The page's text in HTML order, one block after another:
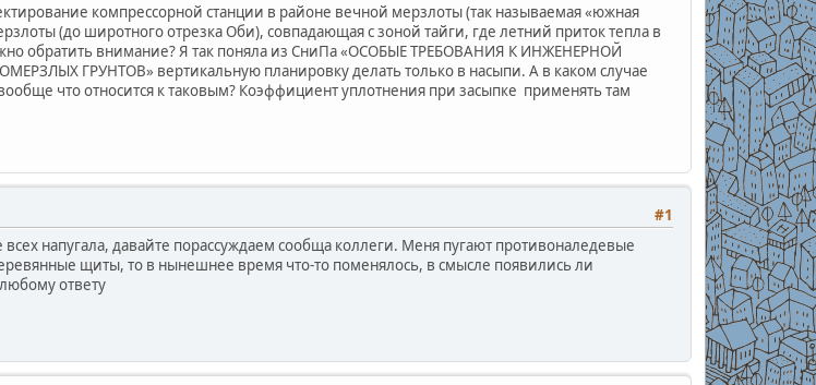
компрессорной станции в районе вечной мерзлоты (так называемая «южная
(до широтного отрезка Оби), совпадающая с зоной тайги, где летний приток тепла в
обратить внимание? Я так поняла из СниПа «ОСОБЫЕ ТРЕБОВАНИЯ К ИНЖЕНЕРНОЙ
ГРУНТОВ» вертикальную планировку делать только в насыпи. А в каком случае
что относится к таковым? Коэффициент уплотнения при засыпке применять там
#1
напугала, давайте порассуждаем сообща коллеги. Меня пугают противоналедевые
щиты, то в нынешнее время что-то поменялось, в смысле появились ли
ответу